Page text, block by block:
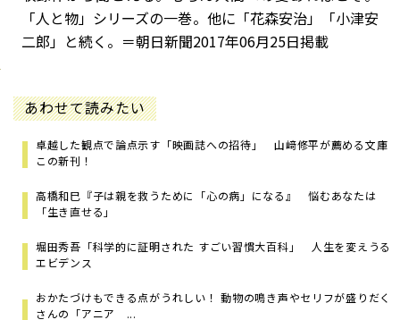
「人と物」シリーズの一巻。他に「花森安治」「小津安
二郎」と続く。 ＝朝日新聞2017年06月25日掲載
あわせて読みたい
卓越した観点で論点示す「映画誌への招待」 山﨑修平が薦める文庫
この新刊！
高橋和巳『子は親を救うために「心の病」になる』 悩むあなたは
「生き直せる」
堀田秀吾「科学的に証明された すごい習慣大百科」 人生を変えうる
エビデンス
おかたづけもできる点がうれしい！ 動物の鳴き声やセリフが盛りだく
さんの「アニア ...